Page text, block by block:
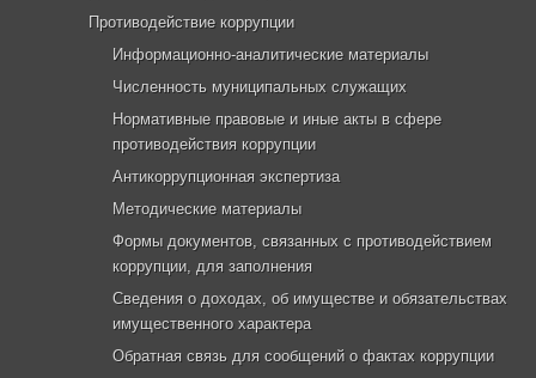
Противодействие коррупции
Информационно-аналитические материалы
Численность муниципальных служащих
Нормативные правовые и иные акты в сфере
противодействия коррупции
Антикоррупционная экспертиза
Методические материалы
Формы документов, связанных с противодействием
коррупции, для заполнения
Сведения о доходах, об имуществе и обязательствах
имущественного характера
Обратная связь для сообщений о фактах коррупции